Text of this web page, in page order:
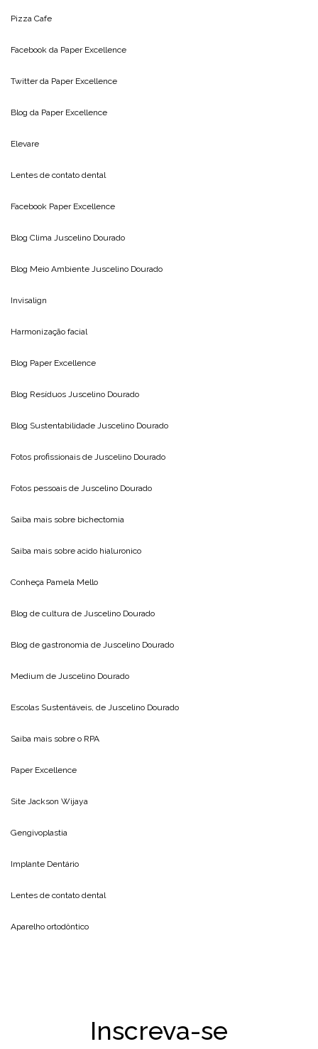
Pizza Cafe
Facebook da Paper Excellence
Twitter da Paper Excellence
Blog da Paper Excellence
Elevare
Lentes de contato dental
Facebook Paper Excellence
Blog Clima Juscelino Dourado
Blog Meio Ambiente Juscelino Dourado
Invisalign
Harmonização facial
Blog Paper Excellence
Blog Resíduos Juscelino Dourado
Blog Sustentabilidade Juscelino Dourado
Fotos profissionais de Juscelino Dourado
Fotos pessoais de Juscelino Dourado
Saiba mais sobre bichectomia
Saiba mais sobre acido hialuronico
Conheça Pamela Mello
Blog de cultura de Juscelino Dourado
Blog de gastronomia de Juscelino Dourado
Medium de Juscelino Dourado
Escolas Sustentáveis, de Juscelino Dourado
Saiba mais sobre o RPA
Paper Excellence
Site Jackson Wijaya
Gengivoplastia
Implante Dentário
Lentes de contato dental
Aparelho ortodôntico
Inscreva-se